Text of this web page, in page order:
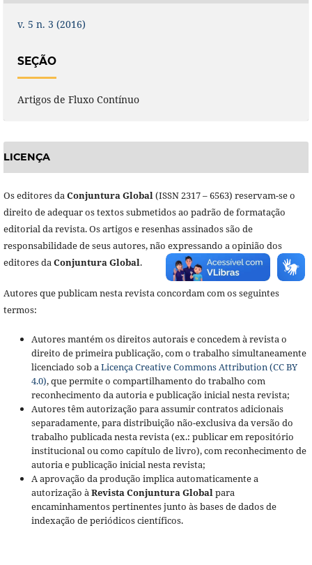
v. 5 n. 3 (2016)
SEÇÃO
Artigos de Fluxo Contínuo
LICENÇA
Os editores da Conjuntura Global (ISSN 2317 – 6563) reservam-se o
direito de adequar os textos submetidos ao padrão de formatação
editorial da revista. Os artigos e resenhas assinados são de
responsabilidade de seus autores, não expressando a opinião dos
editores da Conjuntura Global.
Autores que publicam nesta revista concordam com os seguintes
termos:
Autores mantém os direitos autorais e concedem à revista o
direito de primeira publicação, com o trabalho simultaneamente
licenciado sob a Licença Creative Commons Attribution (CC BY
4.0), que permite o compartilhamento do trabalho com
reconhecimento da autoria e publicação inicial nesta revista;
Autores têm autorização para assumir contratos adicionais
separadamente, para distribuição não-exclusiva da versão do
trabalho publicada nesta revista (ex.: publicar em repositório
institucional ou como capítulo de livro), com reconhecimento de
autoria e publicação inicial nesta revista;
A aprovação da produção implica automaticamente a
autorização à Revista Conjuntura Global para
encaminhamentos pertinentes junto às bases de dados de
indexação de periódicos científicos.